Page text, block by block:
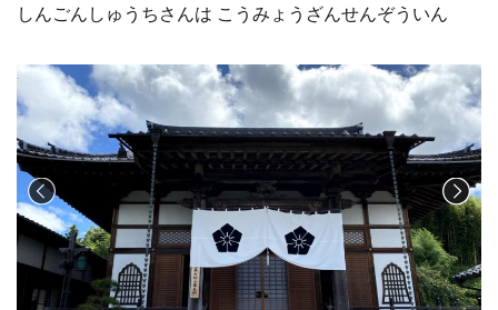
しんごんしゅうちさんは こうみょうざんせんぞういん